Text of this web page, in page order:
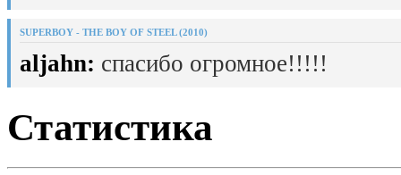
SUPERBOY - THE BOY OF STEEL (2010)
aljahn: спасибо огромное!!!!!
Статистика